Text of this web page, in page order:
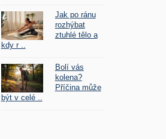
Jak po ránu
rozhýbat
ztuhlé tělo a
kdy r ..
Bolí vás
kolena?
Příčina může
být v celé ..